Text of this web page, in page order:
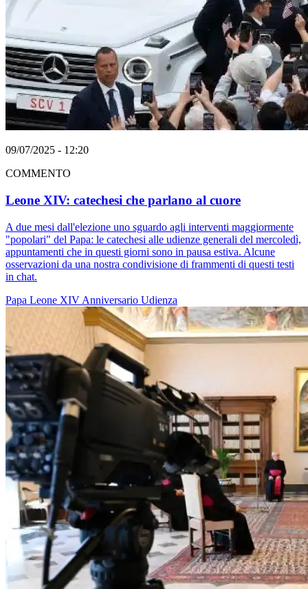
09/07/2025 - 12:20
COMMENTO
Leone XIV: catechesi che parlano al cuore
A due mesi dall'elezione uno sguardo agli interventi maggiormente
"popolari" del Papa: le catechesi alle udienze generali del mercoledì,
appuntamenti che in questi giorni sono in pausa estiva. Alcune
osservazioni da una nostra condivisione di frammenti di questi testi
in chat.
Papa Leone XIV Anniversario Udienza